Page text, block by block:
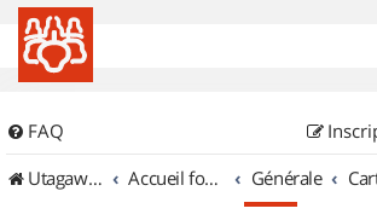
FAQ
UtagawaVTT (Randos VTT et VTTAE avec traces GPS)
Accueil forum Générale